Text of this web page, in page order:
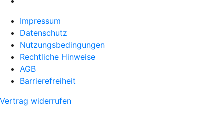
Impressum
Datenschutz
Nutzungsbedingungen
Rechtliche Hinweise
AGB
Barrierefreiheit
Vertrag widerrufen